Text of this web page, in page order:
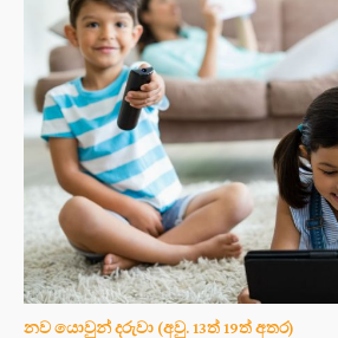
නව යොවුන් දරුවා (අවු. 13ත් 19ත් අතර)